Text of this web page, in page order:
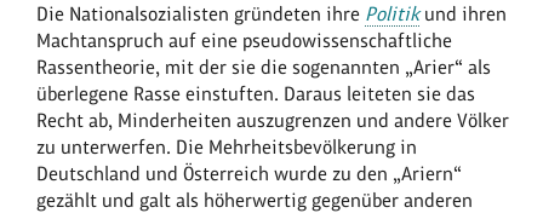
Die Nationalsozialisten gründeten ihre Politikund ihren
Machtanspruch auf eine pseudowissenschaftliche
Rassentheorie, mit der sie die sogenannten „Arier“ als
überlegene Rasse einstuften. Daraus leiteten sie das
Recht ab, Minderheiten auszugrenzen und andere Völker
zu unterwerfen. Die Mehrheitsbevölkerung in
Deutschland und Österreich wurde zu den „Ariern“
gezählt und galt als höherwertig gegenüber anderen